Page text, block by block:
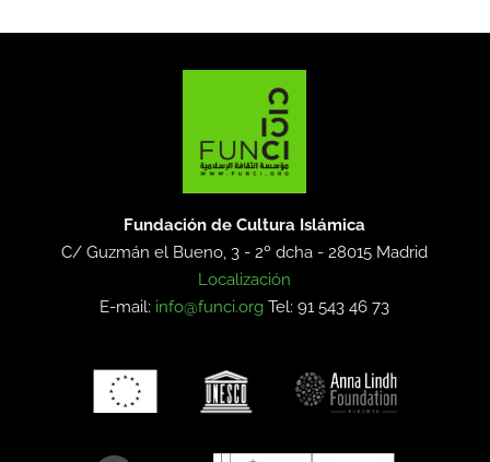
Fundación de Cultura Islámica
C/ Guzmán el Bueno, 3 - 2º dcha -28015 Madrid
Localización
E-mail: info@funci.org Tel: 91 543 46 73